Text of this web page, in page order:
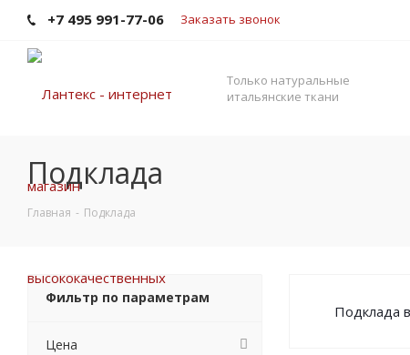
+7 495 991-77-06 Заказать звонок
Только натуральные
итальянские ткани
Подклада
Главная - Подклада
Подклада
Фильтр по параметрам
Цена